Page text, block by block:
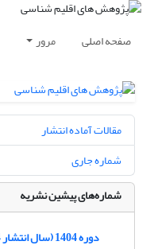
صفحه اصلی مرور
مقالات آماده انتشار
شماره جاری
شماره‌های پیشین نشریه
دوره 1404 (سال انتشار 1404)